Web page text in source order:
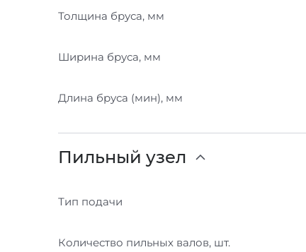
Толщина бруса, мм
Ширина бруса, мм
Длина бруса (мин), мм
Пильный узел
Тип подачи
Количество пильных валов, шт.